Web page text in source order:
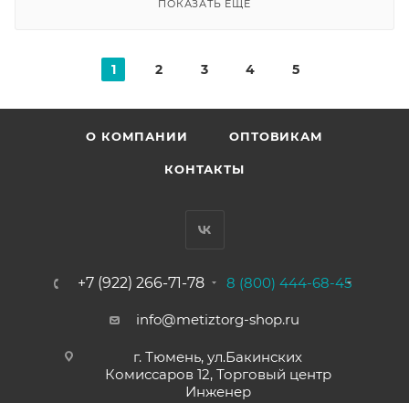
ПОКАЗАТЬ ЕЩЕ
1 2 3 4 5
О КОМПАНИИ ОПТОВИКАМ
КОНТАКТЫ
+7 (922) 266-71-78 8 (800) 444-68-45
info@metiztorg-shop.ru
г. Тюмень, ул.Бакинских
Комиссаров 12, Торговый центр
Инженер